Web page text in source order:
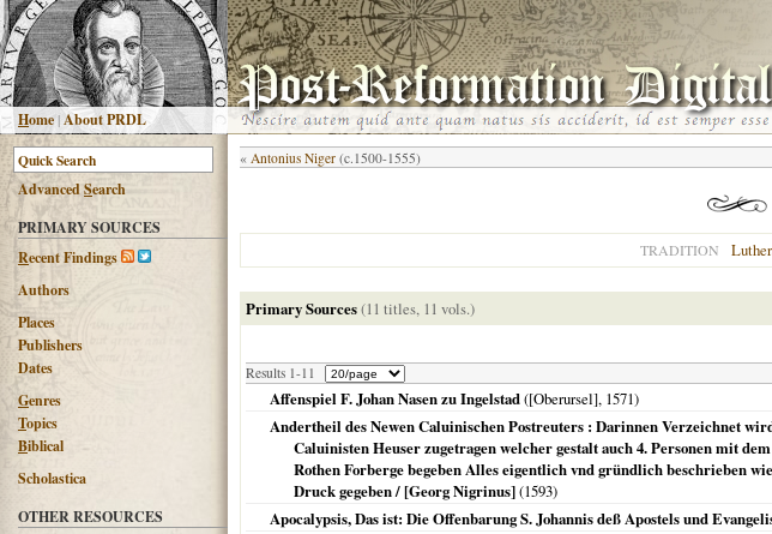
Home |About PRDL
AdvancedSearch
PRIMARY SOURCES
Recent Findings
Authors
Places
Publishers
Dates
Genres
Topics
Biblical
Scholastica
OTHER RESOURCES
« Antonius Niger (c.1500-1555)
TRADITION
Primary Sources(11 titles, 11 vols.)
Results 1-11
Affenspiel F. Johan Nasen zu Ingelstad([Oberursel], 1571)
Andertheil des Newen Caluinischen Postreuters : Darinnen Verzeichnet
Caluinisten Heuser zugetragen welcher gestalt auch 4. Personen mit
Rothen Forberge begeben Alles eigentlich vnd gründlich beschrieben
Druck gegeben / [Georg Nigrinus](1593)
Apocalypsis, Das ist: Die Offenbarung S. Johannis deß Apostels und